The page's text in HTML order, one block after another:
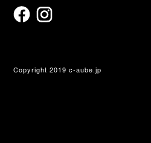
Copyright 2019 c-aube.jp